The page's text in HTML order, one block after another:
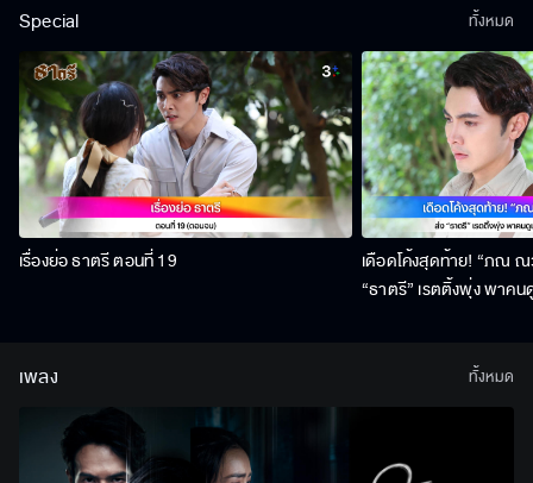
Special
เรื่องย่อ ธาตรี ตอนที่ 19
เดือดโค้งสุดท้าย! “ภณ
“ธาตรี” เรตติ้งพุ่ง พาค
ทั้งหมด
เพลง ทั้งหมด